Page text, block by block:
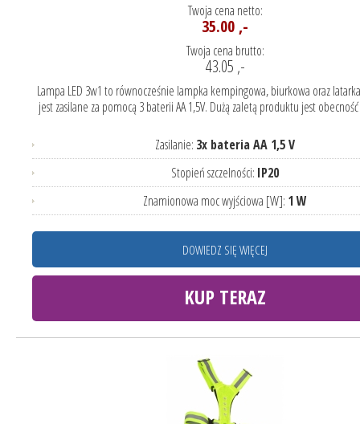
Twoja cena netto:
35.00 ,-
Twoja cena brutto:
43.05 ,-
Lampa LED 3w1 to równocześnie lampka kempingowa, biurkowa oraz
jest zasilane za pomocą 3 baterii AA 1,5V. Dużą zaletą produktu jest
Zasilanie: 3x bateria AA 1,5 V
Stopień szczelności: IP20
Znamionowa moc wyjściowa [W]: 1 W
DOWIEDZ SIĘ WIĘCEJ
KUP TERAZ